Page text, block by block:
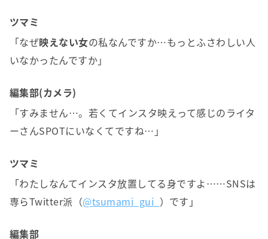
ツマミ
「なぜ映えない女の私なんですか…もっとふさわしい人
いなかったんですか」
編集部(カメラ)
「すみません…。若くてインスタ映えって感じのライタ
ーさんSPOTにいなくてですね…」
ツマミ
「わたしなんてインスタ放置してる身ですよ……SNSは
専らTwitter派（@tsumami_gui_ ）です」
編集部